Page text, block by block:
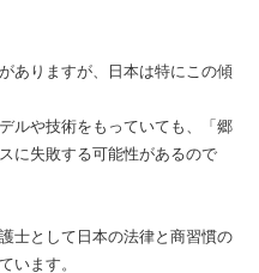
ありますが、日本は特にこの傾
ルや技術をもっていても、「郷
に失敗する可能性があるので
士として日本の法律と商習慣の
います。